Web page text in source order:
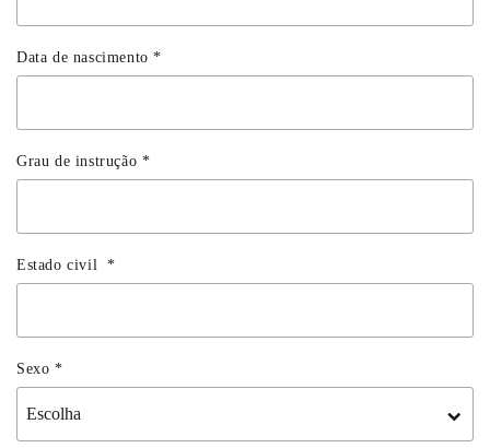
Data de nascimento *
Grau de instrução *
Estado civil *
Sexo *